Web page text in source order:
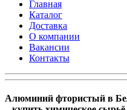
Главная
Каталог
Доставка
О компании
Вакансии
Контакты
Алюминий фтористый в